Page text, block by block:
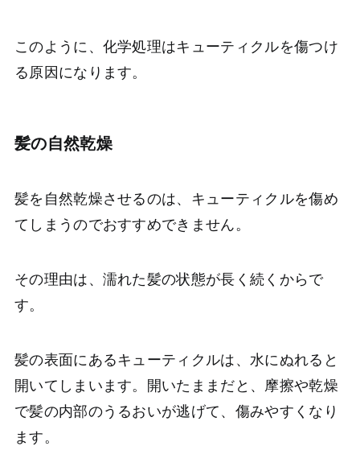
このように、化学処理はキューティクルを傷つけ
る原因になります。
髪の自然乾燥
髪を自然乾燥させるのは、キューティクルを傷め
てしまうのでおすすめできません。
その理由は、濡れた髪の状態が長く続くからで
す。
髪の表面にあるキューティクルは、水にぬれると
開いてしまいます。開いたままだと、摩擦や乾燥
で髪の内部のうるおいが逃げて、傷みやすくなり
ます。